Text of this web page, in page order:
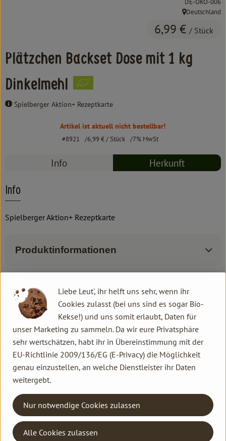
Einkaufen
Plätzchen Backset Dose mit 1 kg
Dinkelmehl
Spielberger Aktion+ Rezeptkarte
6,99 € / Stück
DE-ÖKO-006
, Herkunft:
Deutschland
Artikel ist aktuell nicht bestellbar!
#8921 6,99 €/ Stück 7% MwSt
Info Herkunft
Info
Spielberger Aktion+ Rezeptkarte
Produktinformationen
Herkunft
Hersteller: Spielberger Mühle
Deutschland
Spielberger Mühle
Liebe Leut', ihr helft uns sehr, wenn ihr
Cookies zulasst (bei uns sind es sogar Bio-
Kekse!) und uns somit erlaubt, Daten für
unser Marketing zu sammeln. Da wir eure Privatsphäre
sehr wertschätzen, habt ihr in Übereinstimmung mit der
EU-Richtlinie 2009/136/EG (E-Privacy) die Möglichkeit
genau einzustellen, an welche Dienstleister ihr Daten
weitergebt.
Nur notwendige Cookies zulassen
Alle Cookies zulassen